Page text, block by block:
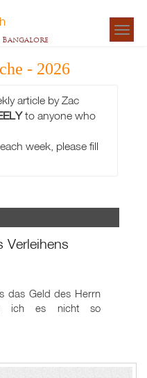
- 2026
article by Zac
to anyone who
week, please fill
Verleihens
das Geld des Herrn
ich es nicht so